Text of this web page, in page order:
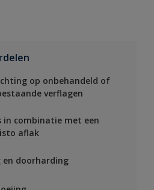
op onbehandeld of
verflagen
in combinatie met een
aflak
en doorharding